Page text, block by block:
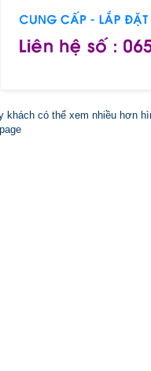
khách có thể xem nhiều hơn